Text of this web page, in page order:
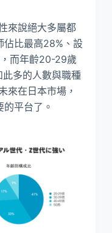
來說絕大多屬都
佔比最高28%、設
而年齡20-29歲
多的人數與職種
來在日本市場，
平台了。